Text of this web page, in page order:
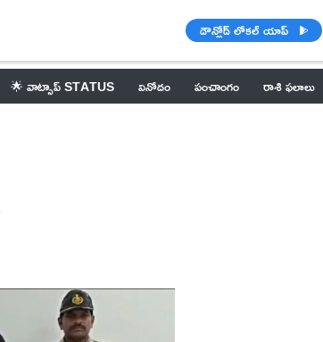
డౌన్లోడ్ లోకల్ యాప్
🌟 వాట్సాప్ STATUS వినోదం పంచాంగం రాశి ఫలాలు